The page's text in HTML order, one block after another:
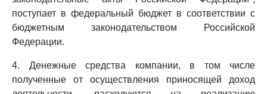
поступает в федеральный бюджет в соответствии с
бюджетным законодательством Российской
Федерации.
4. Денежные средства компании, в том числе
полученные от осуществления приносящей доход